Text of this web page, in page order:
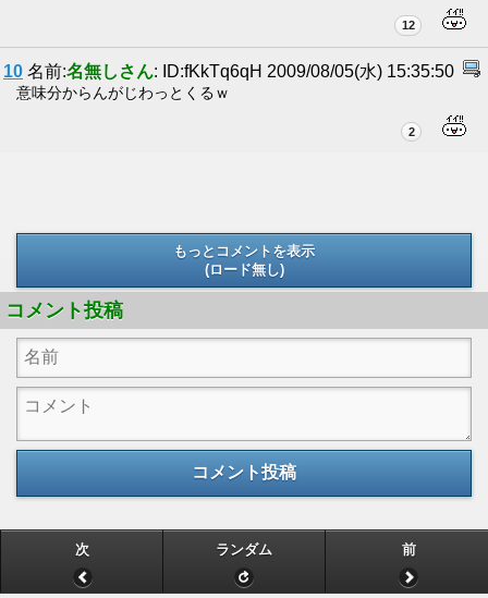
12
10 名前:名無しさん: ID:fKkTq6qH 2009/08/05(水) 15:35:50
意味分からんがじわっとくるｗ
2
もっとコメントを表示
(ロード無し)
コメント投稿
コメント投稿
次 ランダム 前